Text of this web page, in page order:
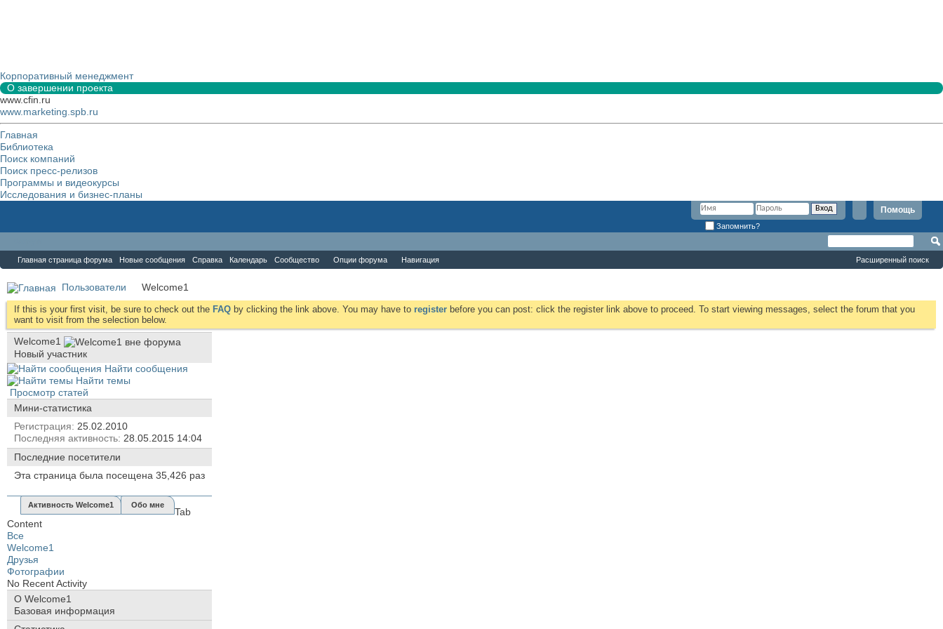
Корпоративный менеджмент
О завершении проекта
www.cfin.ru
www.marketing.spb.ru
Главная
Библиотека
Поиск компаний
Поиск пресс-релизов
Программы и видеокурсы
Исследования и бизнес-планы
Помощь
Запомнить?
Главная страница форума Новые сообщения Справка Календарь Сообщество Опции форума Навигация Расширенный поиск
Пользователи Welcome1
If this is your first visit, be sure to check out the FAQ by clicking the link above. You may have to register before you can post: click the register link above to proceed. To start viewing messages, select the forum that you
want to visit from the selection below.
Welcome1
Новый участник
Найти сообщения
Найти темы
Просмотр статей
Мини-статистика
Регистрация
25.02.2010
Последняя активность 28.05.2015 14:04
Последние посетители
Эта страница была посещена 35,426 раз
Активность Welcome1 Обо мне
Tab
Content
Все
Welcome1
Друзья
Фотографии
No Recent Activity
О Welcome1
Базовая информация